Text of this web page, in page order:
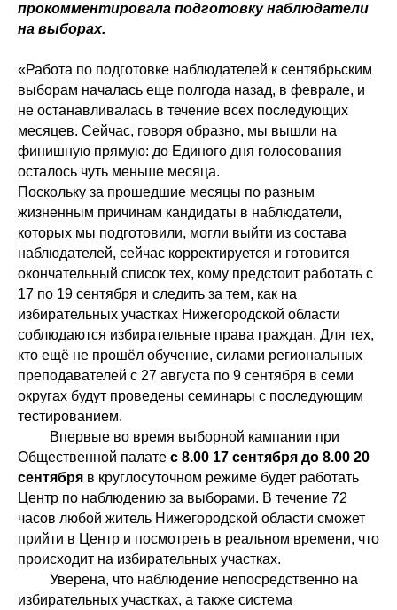
прокомментировала подготовку наблюдатели
на выборах.
«Работа по подготовке наблюдателей к сентябрьским
выборам началась еще полгода назад, в феврале, и
не останавливалась в течение всех последующих
месяцев. Сейчас, говоря образно, мы вышли на
финишную прямую: до Единого дня голосования
осталось чуть меньше месяца.
Поскольку за прошедшие месяцы по разным
жизненным причинам кандидаты в наблюдатели,
которых мы подготовили, могли выйти из состава
наблюдателей, сейчас корректируется и готовится
окончательный список тех, кому предстоит работать с
17 по 19 сентября и следить за тем, как на
избирательных участках Нижегородской области
соблюдаются избирательные права граждан. Для тех,
кто ещё не прошёл обучение, силами региональных
преподавателей с 27 августа по 9 сентября в семи
округах будут проведены семинары с последующим
тестированием.
Впервые во время выборной кампании при
Общественной палате с 8.00 17 сентября до 8.00 20
сентября в круглосуточном режиме будет работать
Центр по наблюдению за выборами. В течение 72
часов любой житель Нижегородской области сможет
прийти в Центр и посмотреть в реальном времени, что
происходит на избирательных участках.
Уверена, что наблюдение непосредственно на
избирательных участках, а также система